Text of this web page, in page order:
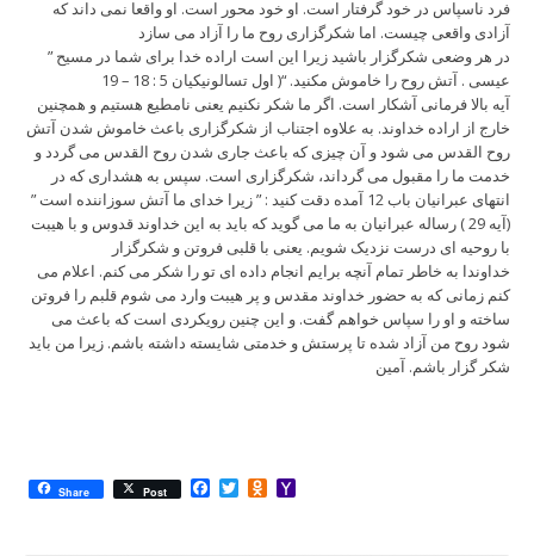
فرد ناسپاس در خود گرفتار است. او خود محور است. او واقعا نمی داند که
آزادی واقعی چیست. اما شکرگزاری روح ما را آزاد می سازد
” در هر وضعی شکرگزار باشید زیرا این است اراده خدا برای شما در مسیح
عیسی . آتش روح را خاموش مکنید. “( اول تسالونیکیان 5 : 18 – 19
آیه بالا فرمانی آشکار است. اگر ما شکر نکنیم یعنی نامطیع هستیم و همچنین
خارج از اراده خداوند. به علاوه اجتناب از شکرگزاری باعث خاموش شدن آتش
روح القدس می شود و آن چیزی که باعث جاری شدن روح القدس می گردد و
خدمت ما را مقبول می گرداند، شکرگزاری است. سپس به هشداری که در
انتهای عبرانیان باب 12 آمده دقت کنید : ” زیرا خدای ما آتش سوزاننده است ”
(آیه 29 ) رساله عبرانیان به ما می گوید که باید به این خداوند قدوس و با هیبت
با روحیه ای درست نزدیک شویم. یعنی با قلبی فروتن و شکرگزار
خداوندا به خاطر تمام آنچه برایم انجام داده ای تو را شکر می کنم. اعلام می
کنم زمانی که به حضور خداوند مقدس و پر هیبت وارد می شوم قلبم را فروتن
ساخته و او را سپاس خواهم گفت. و این چنین رویکردی است که باعث می
شود روح من آزاد شده تا پرستش و خدمتی شایسته داشته باشم. زیرا من باید
شکر گزار باشم. آمین
Share Post Facebook
TwitterOdnoklassniki